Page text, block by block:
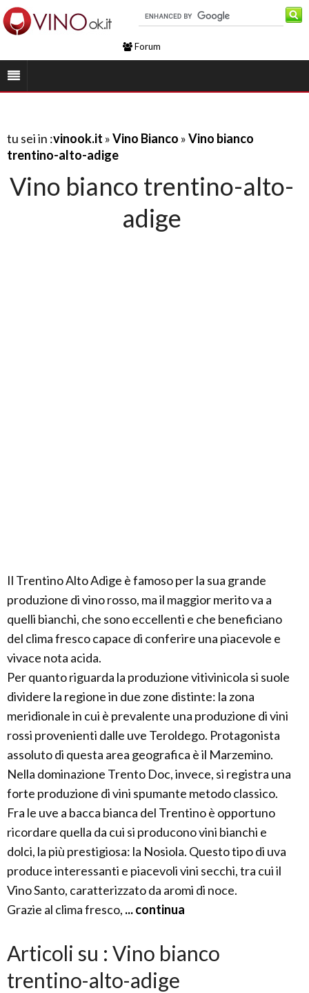
Forum
tu sei in :vinook.it »Vino Bianco »Vino bianco
trentino-alto-adige
Vino bianco trentino-alto-
adige
Il Trentino Alto Adige è famoso per la sua grande
produzione di vino rosso, ma il maggior merito va a
quelli bianchi, che sono eccellenti e che beneficiano
del clima fresco capace di conferire una piacevole e
vivace nota acida.
Per quanto riguarda la produzione vitivinicola si suole
dividere la regione in due zone distinte: la zona
meridionale in cui è prevalente una produzione di vini
rossi provenienti dalle uve Teroldego. Protagonista
assoluto di questa area geografica è il Marzemino.
Nella dominazione Trento Doc, invece, si registra una
forte produzione di vini spumante metodo classico.
Fra le uve a bacca bianca del Trentino è opportuno
ricordare quella da cui si producono vini bianchi e
dolci, la più prestigiosa: la Nosiola. Questo tipo di uva
produce interessanti e piacevoli vini secchi, tra cui il
Vino Santo, caratterizzato da aromi di noce.
Grazie al clima fresco, ... continua
Articoli su : Vino bianco
trentino-alto-adige